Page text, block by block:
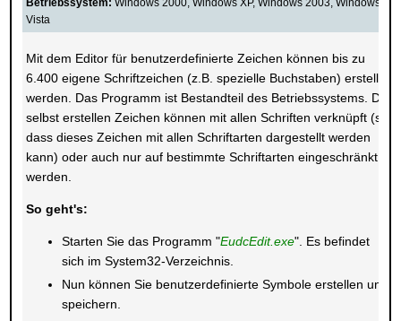
Betriebssystem: Windows 2000, Windows XP, Windows 2003, Windows
Vista
Mit dem Editor für benutzerdefinierte Zeichen können bis zu
6.400 eigene Schriftzeichen (z.B. spezielle Buchstaben) erstellt
werden. Das Programm ist Bestandteil des Betriebssystems. Die
selbst erstellen Zeichen können mit allen Schriften verknüpft (so
dass dieses Zeichen mit allen Schriftarten dargestellt werden
kann) oder auch nur auf bestimmte Schriftarten eingeschränkt
werden.
So geht's:
Starten Sie das Programm "EudcEdit.exe". Es befindet
sich im System32-Verzeichnis.
Nun können Sie benutzerdefinierte Symbole erstellen und
speichern.